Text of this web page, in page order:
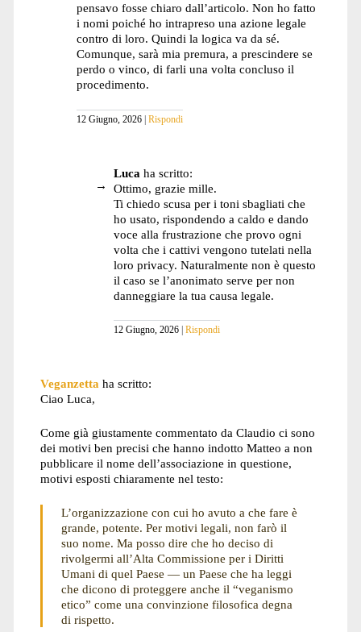
pensavo fosse chiaro dall’articolo. Non ho fatto
i nomi poiché ho intrapreso una azione legale
contro di loro. Quindi la logica va da sé.
Comunque, sarà mia premura, a prescindere se
perdo o vinco, di farli una volta concluso il
procedimento.
12 Giugno, 2026 Rispondi
Luca ha scritto:
Ottimo, grazie mille.
Ti chiedo scusa per i toni sbagliati che
ho usato, rispondendo a caldo e dando
voce alla frustrazione che provo ogni
volta che i cattivi vengono tutelati nella
loro privacy. Naturalmente non è questo
il caso se l’anonimato serve per non
danneggiare la tua causa legale.
12 Giugno, 2026 Rispondi
Veganzetta ha scritto:
Ciao Luca,
Come già giustamente commentato da Claudio ci sono
dei motivi ben precisi che hanno indotto Matteo a non
pubblicare il nome dell’associazione in questione,
motivi esposti chiaramente nel testo:
L’organizzazione con cui ho avuto a che fare è
grande, potente. Per motivi legali, non farò il
suo nome. Ma posso dire che ho deciso di
rivolgermi all’Alta Commissione per i Diritti
Umani di quel Paese — un Paese che ha leggi
che dicono di proteggere anche il “veganismo
etico” come una convinzione filosofica degna
di rispetto.